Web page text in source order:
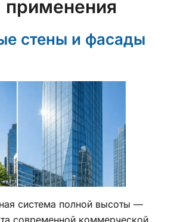
применения
стены и фасады
система полной высоты —